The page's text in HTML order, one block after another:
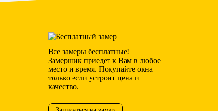
Все замеры бесплатные!
Замерщик приедет к Вам в любое
место и время. Покупайте окна
только если устроит цена и
качество.